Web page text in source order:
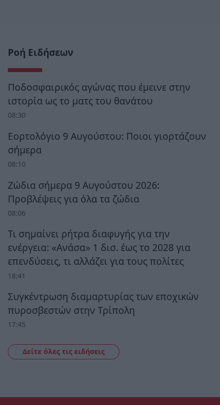
Ροή Ειδήσεων
Ποδοσφαιρικός αγώνας που έμεινε στην
ιστορία ως το ματς του θανάτου
08:30
Εορτολόγιο 9 Αυγούστου: Ποιοι γιορτάζουν
σήμερα
08:10
Ζώδια σήμερα 9 Αυγούστου 2026:
Προβλέψεις για όλα τα ζώδια
08:06
Τι σημαίνει ρήτρα διαφυγής για την
ενέργεια: «Ανάσα» 1 δισ. έως το 2028 για
επενδύσεις, τι αλλάζει για τους πολίτες
18:41
Συγκέντρωση διαμαρτυρίας των εποχικών
πυροσβεστών στην Τρίπολη
17:45
Δείτε όλες τις ειδήσεις